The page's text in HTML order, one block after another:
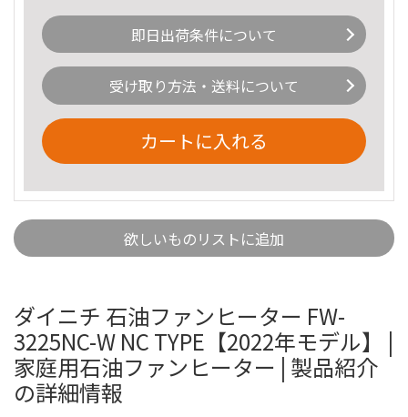
即日出荷条件について
受け取り方法・送料について
カートに入れる
欲しいものリストに追加
ダイニチ 石油ファンヒーター FW-
3225NC-W NC TYPE【2022年モデル】 |
家庭用石油ファンヒーター | 製品紹介
の詳細情報